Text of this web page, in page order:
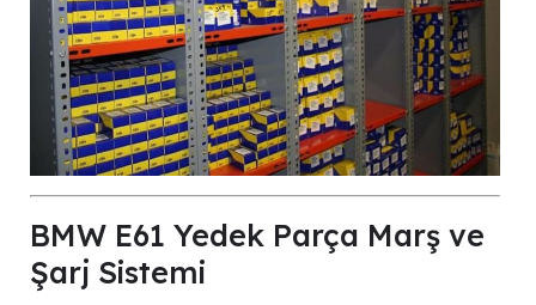
BMW E61 Yedek Parça Marş ve
Şarj Sistemi